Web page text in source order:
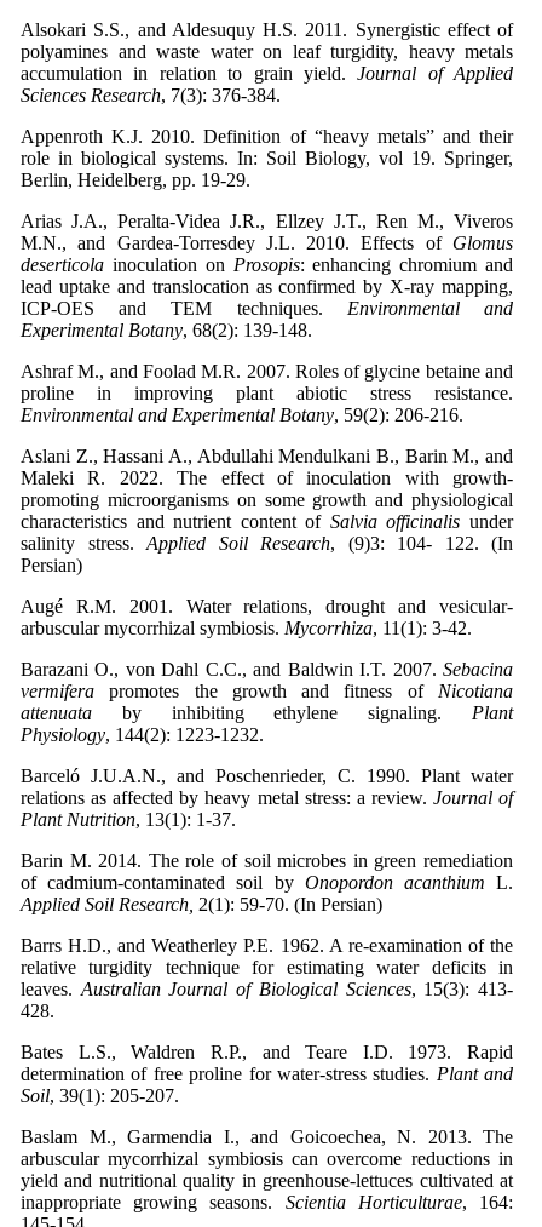
Alsokari S.S., and Aldesuquy H.S. 2011. Synergistic effect of
polyamines and waste water on leaf turgidity, heavy metals
accumulation in relation to grain yield.Journal of Applied
Sciences Research
Appenroth K.J. 2010. Definition of “heavy metals” and their
role in biological systems. In: Soil Biology, vol 19. Springer,
Berlin, Heidelberg, pp. 19-29.
Arias J.A., Peralta-Videa J.R., Ellzey J.T., Ren M., Viveros
M.N., and Gardea-Torresdey J.L. 2010. Effects of Glomus
deserticola inoculation on Prosopis: enhancing chromium and
lead uptake and translocation as confirmed by X-ray mapping,
ICP-OES and TEM techniques. Environmental and
Experimental Botany
Ashraf M., and Foolad M.R. 2007. Roles of glycine betaine and
proline in improving plant abiotic stress resistance.
Environmental and Experimental Botany, 59(2): 206-216.
Aslani Z., Hassani A., Abdullahi Mendulkani B., Barin M., and
Maleki R. 2022. The effect of inoculation with growth-
promoting microorganisms on some growth and physiological
characteristics and nutrient content of Salvia officinalis under
salinity stress. Applied Soil Research, (9)3: 104- 122. (In
Persian)
Augé R.M. 2001. Water relations, drought and vesicular-
arbuscular mycorrhizal symbiosis. Mycorrhiza
Barazani O., von Dahl C.C., and Baldwin I.T. 2007. Sebacina
vermiferapromotes the growth and fitness of Nicotiana
attenuata by inhibiting ethylene signaling. Plant
Physiology
Barceló J.U.A.N., and Poschenrieder, C. 1990. Plant water
relations as affected by heavy metal stress: a review. Journal of
Plant Nutrition, 13(1): 1-37.
Barin M. 2014. The role of soil microbes in green remediation
of cadmium-contaminated soil by Onopordon acanthiumL.
Applied Soil Research, 2(1): 59-70. (In Persian)
Barrs H.D., and Weatherley P.E. 1962. A re-examination of the
relative turgidity technique for estimating water deficits in
leaves. Australian Journal of Biological Sciences, 15(3): 413-
Bates L.S., Waldren R.P., and Teare I.D. 1973. Rapid
determination of free proline for water-stress studies. Plant and
Soil
Baslam M., Garmendia I., and Goicoechea, N. 2013. The
arbuscular mycorrhizal symbiosis can overcome reductions in
yield and nutritional quality in greenhouse-lettuces cultivated at
inappropriate growing seasons. Scientia Horticulturae, 164: